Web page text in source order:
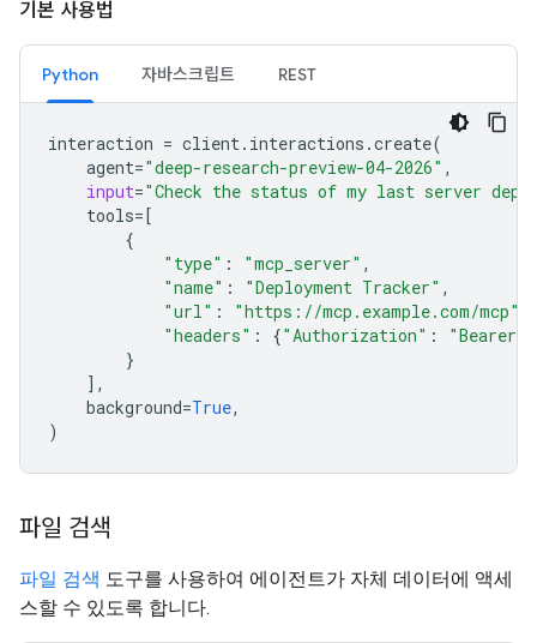
기본 사용법
Python 자바스크립트 REST
interaction = client. interactions .create(
agent="deep-research-preview-04-2026" ,
input="Check the status of my last server
tools=[
{
"type" : "mcp_server" ,
"name" : "Deployment Tracker" ,
"url" : "https://mcp.example.com/mcp"
"headers" : {"Authorization" :
"Bearer
}
],
background=True,
)
파일 검색
파일 검색 도구를 사용하여 에이전트가 자체 데이터에 액세
스할 수 있도록 합니다.